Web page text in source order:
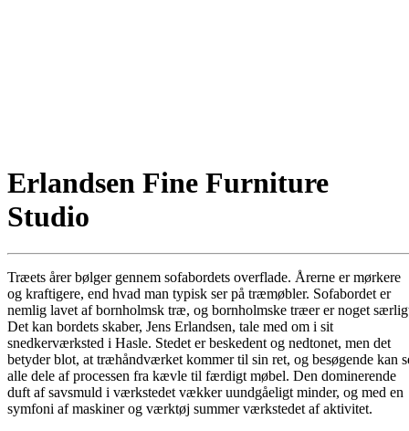
Erlandsen Fine Furniture
Studio
Træets årer bølger gennem sofabordets overflade. Årerne er mørkere
og kraftigere, end hvad man typisk ser på træmøbler. Sofabordet er
nemlig lavet af bornholmsk træ, og bornholmske træer er noget
Det kan bordets skaber, Jens Erlandsen, tale med om i sit
snedkerværksted i Hasle. Stedet er beskedent og nedtonet, men det
betyder blot, at træhåndværket kommer til sin ret, og besøgende kan
alle dele af processen fra kævle til færdigt møbel. Den dominerende
duft af savsmuld i værkstedet vækker uundgåeligt minder, og med en
symfoni af maskiner og værktøj summer værkstedet af aktivitet.